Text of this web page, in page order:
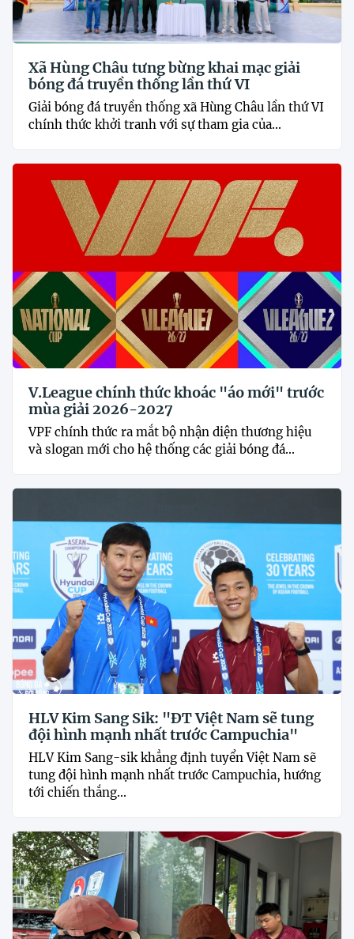
Xã Hùng Châu tưng bừng khai mạc giải
bóng đá truyền thống lần thứ VI
Giải bóng đá truyền thống xã Hùng Châu lần thứ VI
chính thức khởi tranh với sự tham gia của...
V.League chính thức khoác "áo mới" trước
mùa giải 2026-2027
VPF chính thức ra mắt bộ nhận diện thương hiệu
và slogan mới cho hệ thống các giải bóng đá...
HLV Kim Sang Sik: "ĐT Việt Nam sẽ tung
đội hình mạnh nhất trước Campuchia"
HLV Kim Sang-sik khẳng định tuyển Việt Nam sẽ
tung đội hình mạnh nhất trước Campuchia, hướng
tới chiến thắng...